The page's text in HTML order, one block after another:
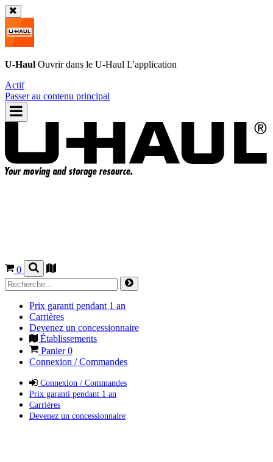
U-Haul Ouvrir dans le U-Haul L'application
Actif
Passer au contenu principal
0
Prix garanti pendant 1 an
Carrières
Devenez un concessionnaire
Établissements
Panier0
Connexion / Commandes
Connexion / Commandes
Prix garanti pendant 1 an
Carrières
Devenez un concessionnaire